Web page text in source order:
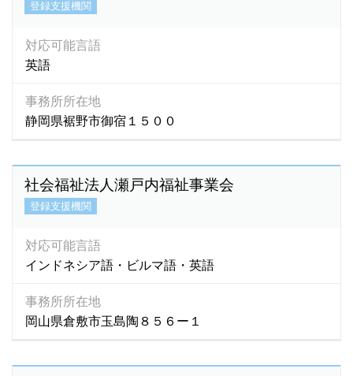
登録支援機関
対応可能言語
英語
事務所所在地
静岡県裾野市御宿１５００
社会福祉法人瀬戸内福祉事業会
登録支援機関
対応可能言語
インドネシア語・ビルマ語・英語
事務所所在地
岡山県倉敷市玉島陶８５６ー１